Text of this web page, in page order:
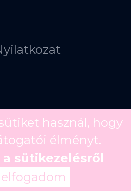
© 2026
használ, hogy
élményt.
a sütikezelésről
elfogadom